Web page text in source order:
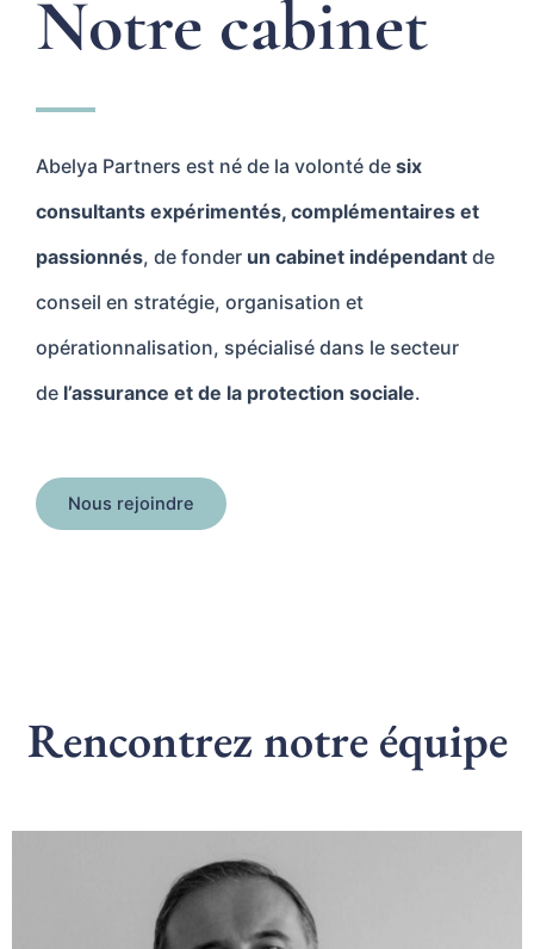
Notre cabinet
Abelya Partners est né de la volonté de six
consultants expérimentés, complémentaires et
passionnés, de fonder un cabinet indépendant de
conseil en stratégie, organisation et
opérationnalisation, spécialisé dans le secteur
de l’assurance et de la protection sociale.
Nous rejoindre
Rencontrez notre équipe